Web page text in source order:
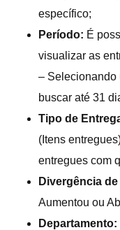
específico;
Período: É
visualizar as
– Selecionando
buscar até 31
Tipo de
(Itens
entregues com
Divergência
Aumentou ou
Departamento: